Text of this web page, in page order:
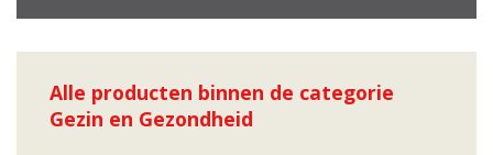
Alle producten binnen de categorie
Gezin en Gezondheid